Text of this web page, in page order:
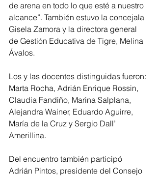
de arena en todo lo que esté a nuestro
alcance”. También estuvo la concejala
Gisela Zamora y la directora general
de Gestión Educativa de Tigre, Melina
Ávalos.
Los y las docentes distinguidas fueron:
Marta Rocha, Adrián Enrique Rossin,
Claudia Fandiño, Marina Salplana,
Alejandra Wainer, Eduardo Aguirre,
María de la Cruz y Sergio Dall’
Amerillina.
Del encuentro también participó
Adrián Pintos, presidente del Consejo